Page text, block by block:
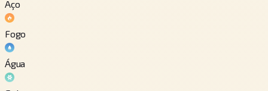
Aço
Fogo
Água